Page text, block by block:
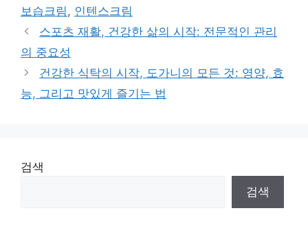
보습크림, 인텐스크림
스포츠 재활, 건강한 삶의 시작: 전문적인 관리
의 중요성
건강한 식탁의 시작, 도가니의 모든 것: 영양, 효
능, 그리고 맛있게 즐기는 법
검색
검색